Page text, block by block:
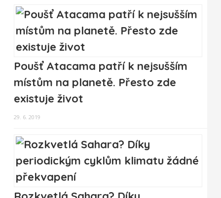
Poušť Atacama patří k nejsušším
místům na planetě. Přesto zde
existuje život
29. 6. 2019